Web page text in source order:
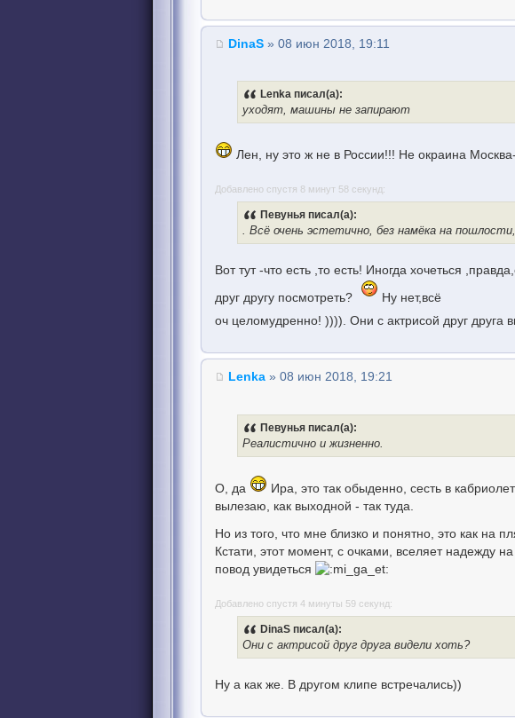
DinaS » 08 июн 2018, 19:11
Lenka писал(а):
уходят, машины не запирают
Лен, ну это ж не в России!!! Не окраина
Добавлено спустя 8 минут 58 секунд:
Певунья писал(а):
. Всё очень эстетично, без намёка на
Вот тут -что есть ,то есть! Иногда хочеться
друг другу посмотреть?
Ну нет,всё
оч целомудренно! )))). Они с актрисой друг друга
Lenka » 08 июн 2018, 19:21
Певунья писал(а):
Реалистично и жизненно.
О, да
Ира, это так обыденно, сесть в
вылезаю, как выходной - так туда.
Но из того, что мне близко и понятно, это как на
Кстати, этот момент, с очками, вселяет надежду
повод увидеться
Добавлено спустя 4 минуты 59 секунд:
DinaS писал(а):
Они с актрисой друг друга видели хоть?
Ну а как же. В другом клипе встречались))